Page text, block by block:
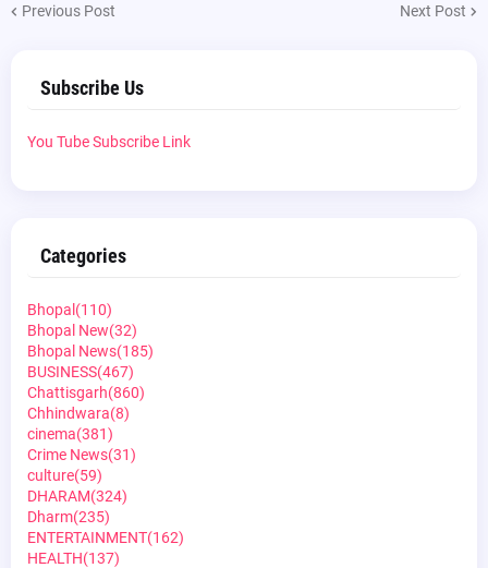
Previous Post Next Post
Subscribe Us
You Tube Subscribe Link
Categories
Bhopal (110)
Bhopal New(32)
Bhopal News(185)
BUSINESS(467)
Chattisgarh(860)
Chhindwara(8)
cinema(381)
Crime News(31)
culture(59)
DHARAM(324)
Dharm(235)
ENTERTAINMENT(162)
HEALTH(137)